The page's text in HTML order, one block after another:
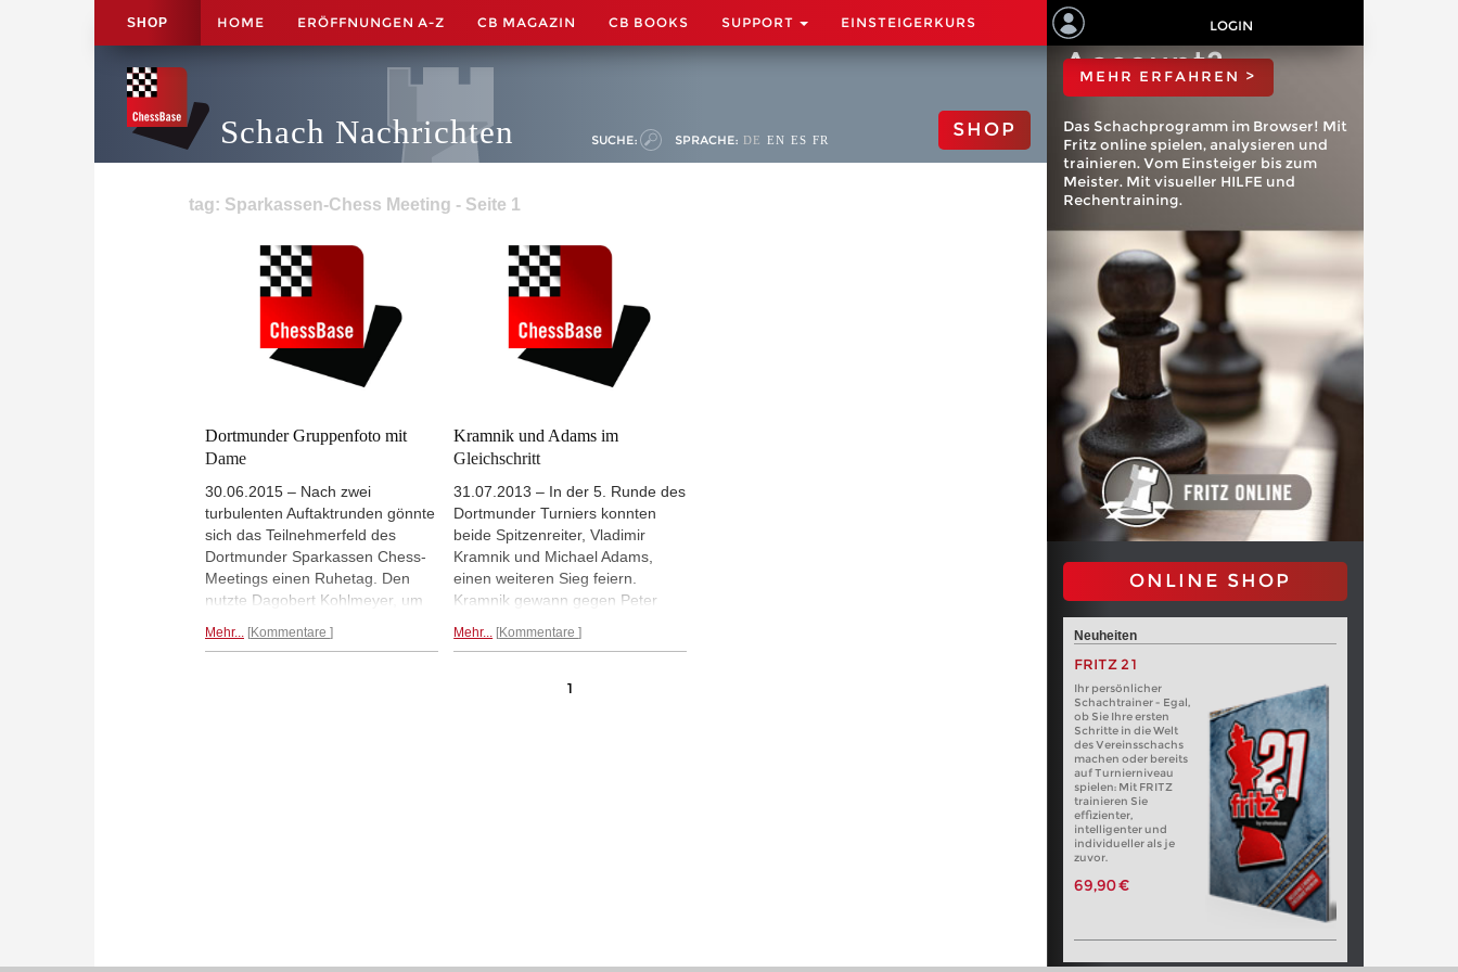
SHOP HOME ERÖFFNUNGEN A-Z CB MAGAZIN CB BOOKS SUPPORT EINSTEIGERKURS LOGIN
Schach Nachrichten SUCHE: SPRACHE: DE EN ES FR SHOP
tag: Sparkassen-Chess Meeting - Seite 1
Dortmunder Gruppenfoto mit
Dame
30.06.2015 – Nach zwei
turbulenten Auftaktrunden gönnte
sich das Teilnehmerfeld des
Dortmunder Sparkassen Chess-
Meetings einen Ruhetag. Den
nutzte Dagobert Kohlmeyer, um
und der Teilnehmerin des
Mehr... Kommentare
Kramnik und Adams im
Gleichschritt
31.07.2013 – In der 5. Runde des
Dortmunder Turniers konnten
beide Spitzenreiter, Vladimir
Kramnik und Michael Adams,
einen weiteren Sieg feiern.
Kramnik gewann gegen Peter
Dmitri Andreikin kam gegen Igor
Punkt, bleibt aber am
Mehr... Kommentare
1
ChessBase
Account?
MEHR ERFAHREN >
Das Schachprogramm im Browser! Mit
Fritz online spielen, analysieren und
trainieren. Vom Einsteiger bis zum
Meister. Mit visueller HILFE und
Rechentraining.
ONLINE SHOP
Neuheiten
FRITZ 21
Ihr persönlicher
Schachtrainer - Egal,
ob Sie Ihre ersten
Schritte in die Welt
des Vereinsschachs
machen oder bereits
auf Turnierniveau
spielen: Mit FRITZ
trainieren Sie
effizienter,
intelligenter und
individueller als je
zuvor.
69,90 €